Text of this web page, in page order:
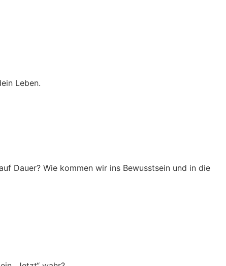
Leben.
Dauer? Wie kommen wir ins Bewusstsein und in die